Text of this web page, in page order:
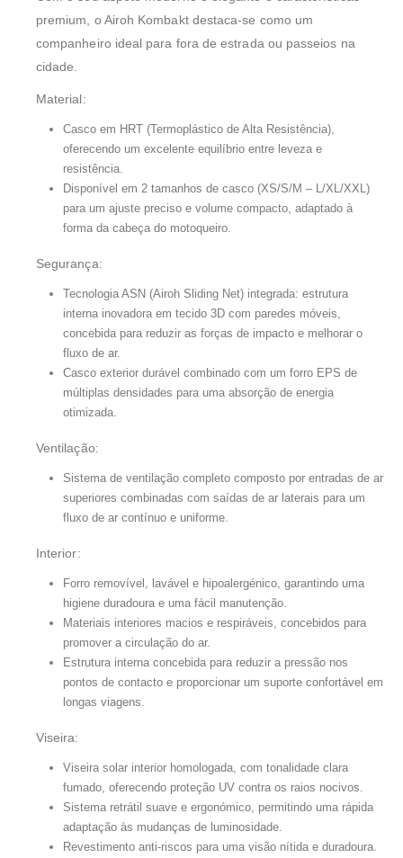
premium, o Airoh Kombakt destaca-se como um
companheiro ideal para fora de estrada ou passeios na
cidade.
Material:
Casco em HRT (Termoplástico de Alta Resistência),
oferecendo um excelente equilíbrio entre leveza e
resistência.
Disponível em 2 tamanhos de casco (XS/S/M – L/XL/XXL)
para um ajuste preciso e volume compacto, adaptado à
forma da cabeça do motoqueiro.
Segurança:
Tecnologia ASN (Airoh Sliding Net) integrada: estrutura
interna inovadora em tecido 3D com paredes móveis,
concebida para reduzir as forças de impacto e melhorar o
fluxo de ar.
Casco exterior durável combinado com um forro EPS de
múltiplas densidades para uma absorção de energia
otimizada.
Ventilação:
Sistema de ventilação completo composto por entradas de ar
superiores combinadas com saídas de ar laterais para um
fluxo de ar contínuo e uniforme.
Interior:
Forro removível, lavável e hipoalergénico, garantindo uma
higiene duradoura e uma fácil manutenção.
Materiais interiores macios e respiráveis, concebidos para
promover a circulação do ar.
Estrutura interna concebida para reduzir a pressão nos
pontos de contacto e proporcionar um suporte confortável em
longas viagens.
Viseira:
Viseira solar interior homologada, com tonalidade clara
fumado, oferecendo proteção UV contra os raios nocivos.
Sistema retrátil suave e ergonómico, permitindo uma rápida
adaptação às mudanças de luminosidade.
Revestimento anti-riscos para uma visão nítida e duradoura.